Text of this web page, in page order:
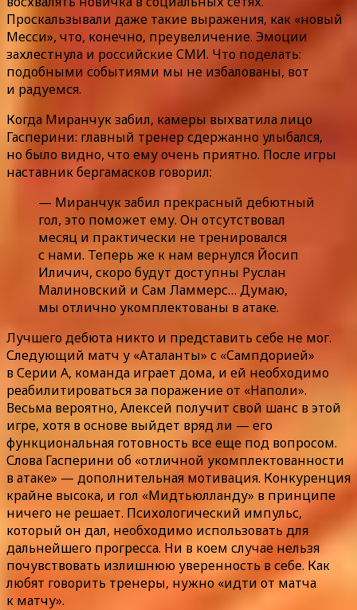
Проскальзывали даже такие выражения, как «новый
Месси», что, конечно, преувеличение. Эмоции
захлестнула и российские СМИ. Что поделать:
подобными событиями мы не избалованы, вот
и радуемся.
Когда Миранчук забил, камеры выхватила лицо
Гасперини: главный тренер сдержанно улыбался,
но было видно, что ему очень приятно. После игры
наставник бергамасков говорил:
— Миранчук забил прекрасный дебютный
гол, это поможет ему. Он отсутствовал
месяц и практически не тренировался
с нами. Теперь же к нам вернулся Йосип
Иличич, скоро будут доступны Руслан
Малиновский и Сам Ламмерс… Думаю,
мы отлично укомплектованы в атаке.
Лучшего дебюта никто и представить себе не мог.
Следующий матч у «Аталанты» с «Сампдорией»
в Серии А, команда играет дома, и ей необходимо
реабилитироваться за поражение от «Наполи».
Весьма вероятно, Алексей получит свой шанс в этой
игре, хотя в основе выйдет вряд ли — его
функциональная готовность все еще под вопросом.
Слова Гасперини об «отличной укомплектованности
в атаке» — дополнительная мотивация. Конкуренция
крайне высока, и гол «Мидтьюлланду» в принципе
ничего не решает. Психологический импульс,
который он дал, необходимо использовать для
дальнейшего прогресса. Ни в коем случае нельзя
почувствовать излишнюю уверенность в себе. Как
любят говорить тренеры, нужно «идти от матча
к матчу».